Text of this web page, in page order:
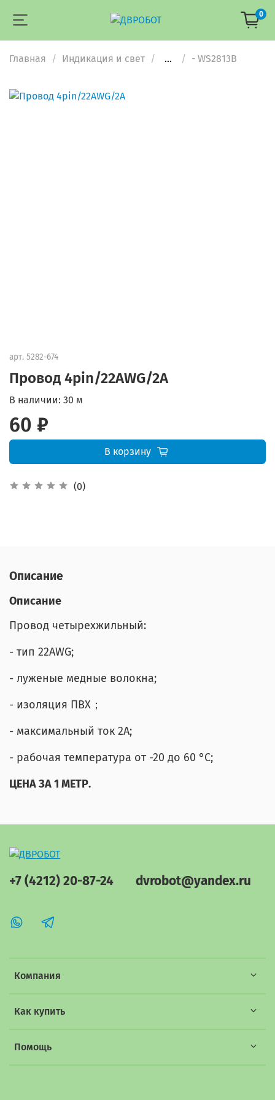
0
Главная Индикация и свет ... - WS2813B
арт. 5282-674
Провод 4pin/22AWG/2A
(0)
В наличии: 30 м
60 ₽
В корзину
Описание
Описание
Провод четырехжильный:
- тип 22AWG;
- луженые медные волокна;
- изоляция ПВХ；
- максимальный ток 2A;
- рабочая температура от -20 до 60 °C;
ЦЕНА ЗА 1 МЕТР.
Компания
Как купить
Помощь
+7 (4212) 20-87-24 dvrobot@yandex.ru